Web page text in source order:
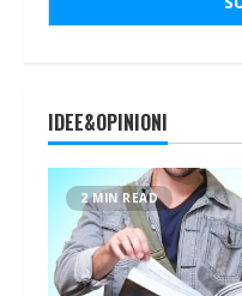
IDEE&OPINIONI
2 MIN READ